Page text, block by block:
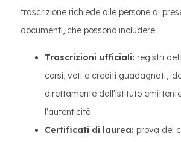
trascrizione richiede alle persone di
documenti, che possono includere:
Trascrizioni ufficiali: registri
corsi, voti e crediti guadagnati,
direttamente dall'istituto
l'autenticità.
Certificati di laurea: prova del